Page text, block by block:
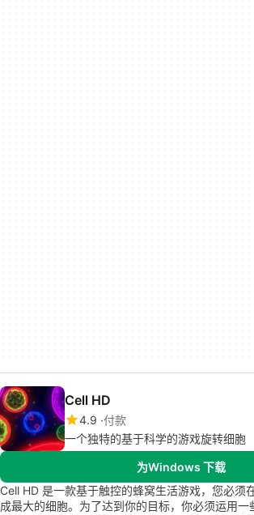
Cell HD
4.9 付款
一个独特的基于科学的游戏旋转细胞
为Windows 下载
Cell HD 是一款基于触控的蜂窝生活游戏，您必须
成最大的细胞。为了达到你的目标，你必须运用一